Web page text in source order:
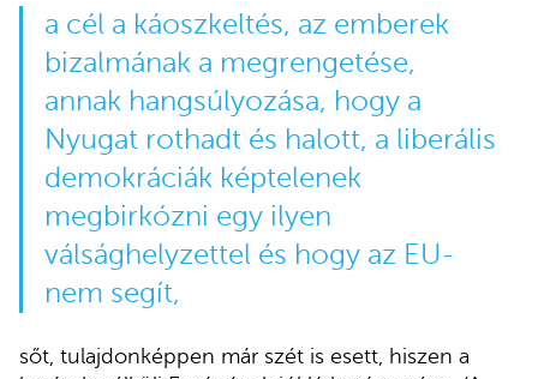
a cél a káoszkeltés, az emberek
bizalmának a megrengetése,
annak hangsúlyozása, hogy a
Nyugat rothadt és halott, a liberális
demokráciák képtelenek
megbirkózni egy ilyen
válsághelyzettel és hogy az EU-
nem segít,
sőt, tulajdonképpen már szét is esett, hiszen a